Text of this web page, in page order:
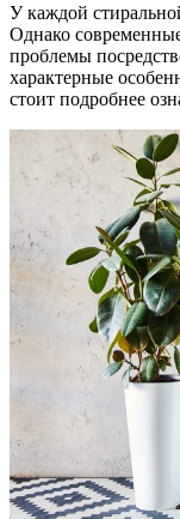
У каждой
Однако
проблемы
характерные
стоит подробнее